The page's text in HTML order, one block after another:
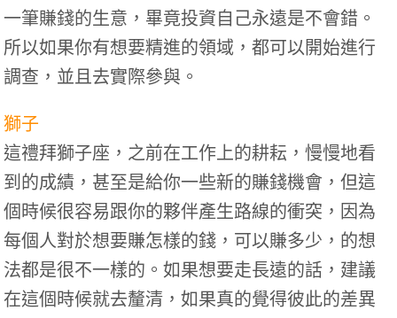
一筆賺錢的生意，畢竟投資自己永遠是不會錯。
所以如果你有想要精進的領域，都可以開始進行
調查，並且去實際參與。
獅子
這禮拜獅子座，之前在工作上的耕耘，慢慢地看
到的成績，甚至是給你一些新的賺錢機會，但這
個時候很容易跟你的夥伴產生路線的衝突，因為
每個人對於想要賺怎樣的錢，可以賺多少，的想
法都是很不一樣的。如果想要走長遠的話，建議
在這個時候就去釐清，如果真的覺得彼此的差異